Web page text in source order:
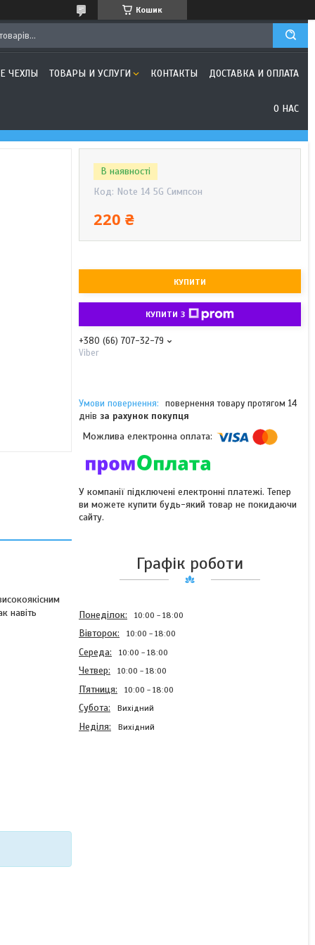
Кошик
ЧЕХЛЫ ТОВАРЫ И УСЛУГИ КОНТАКТЫ ДОСТАВКА И ОПЛАТА
О НАС
навіть
В наявності
Код: Note 14 5G Симпсон
220 ₴
КУПИТИ
КУПИТИ З
+380 (66) 707-32-79
Viber
повернення товару протягом 14
днів за рахунок покупця
У компанії підключені електронні платежі. Тепер
ви можете купити будь-який товар не покидаючи
сайту.
Графік роботи
Понеділок 10:00 18:00
Вівторок 10:00 18:00
Середа 10:00 18:00
Четвер 10:00 18:00
Пʼятниця 10:00 18:00
Субота Вихідний
Неділя Вихідний